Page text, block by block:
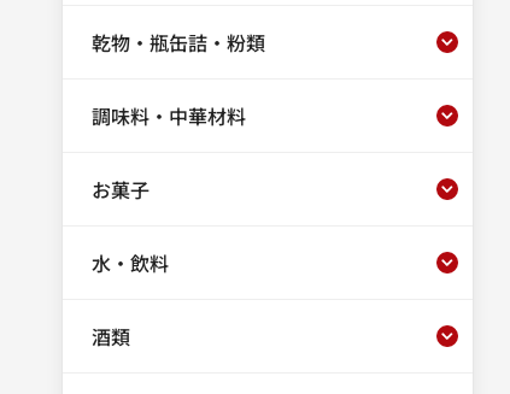
乾物・瓶缶詰・粉類
調味料・中華材料
お菓子
水・飲料
酒類